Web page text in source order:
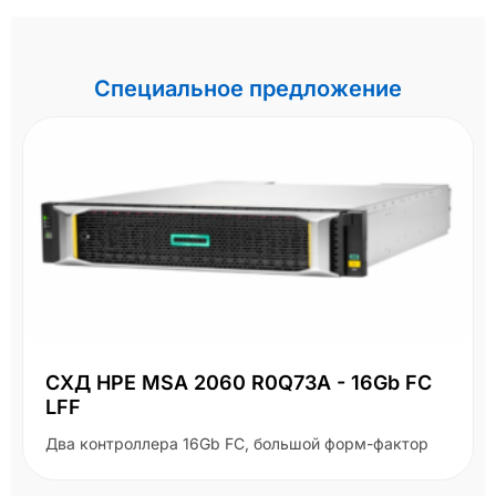
Специальное предложение
СХД HPE MSA 2060 R0Q73A - 16Gb FC
LFF
Два контроллера 16Gb FC, большой форм-фактор